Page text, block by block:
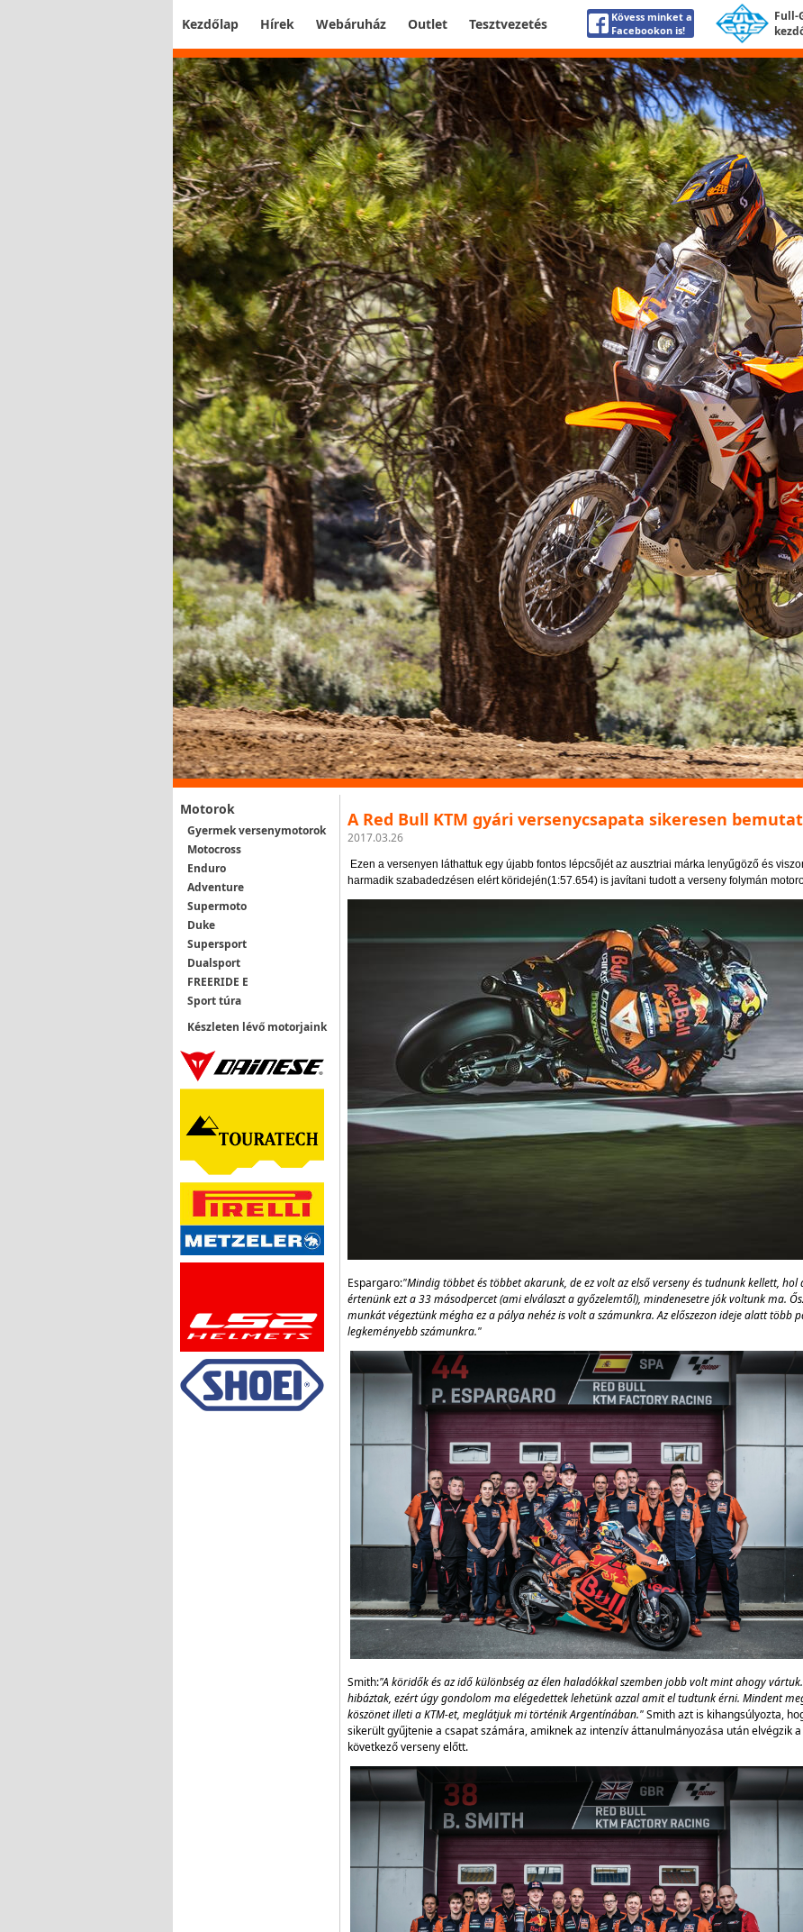
Kezdőlap Hírek Webáruház Outlet Tesztvezetés
Kövess minket a
Facebookon is!
Full-
Motorok
Gyermek versenymotorok
Motocross
Enduro
Adventure
Supermoto
Duke
Supersport
Dualsport
FREERIDE E
Sport túra
Készleten lévő motorjaink
A Red Bull KTM gyári versenycsapata sikeresen
2017.03.26
Ezen a versenyen láthattuk egy újabb fontos lépcsőjét az ausztriai márka lenyűgöző és
harmadik szabadedzésen elért köridején(1:57.654) is javítani tudott a verseny folymán
Espargaro:"Mindig többet és többet akarunk, de ez volt az első verseny és tudnunk kellett,
értenünk ezt a 33 másodpercet (ami elválaszt a győzelemtől), mindenesetre jók voltunk ma.
munkát végeztünk mégha ez a pálya nehéz is volt a számunkra. Az előszezon ideje alatt több
legkeményebb számunkra."
Smith:"A köridők és az idő különbség az élen haladókkal szemben jobb volt mint ahogy
hibáztak, ezért úgy gondolom ma elégedettek lehetünk azzal amit el tudtunk érni. Mindent
köszönet illeti a KTM-et, meglátjuk mi történik Argentínában."Smith azt is kihangsúlyozta,
sikerült gyűjtenie a csapat számára, amiknek az intenzív áttanulmányozása után elvégzik
következő verseny előtt.